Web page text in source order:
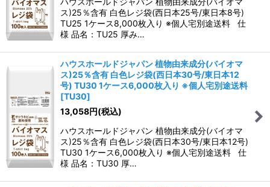
ス)25％含有 白色レジ袋(西日本25号/東日本8号)
TU25 1ケース8,000枚入り ※個人宅別途送料 仕
様 品名：TU25 厚み…
ハウスホールドジャパン 植物由来成分(バイオマ
ス)25％含有 白色レジ袋(西日本30号/東日本12
号) TU30 1ケース6,000枚入り ※個人宅別途送料
[TU30]
13,058円(税込)
ハウスホールドジャパン 植物由来成分(バイオマ
ス)25％含有 白色レジ袋(西日本30号/東日本12号)
TU30 1ケース6,000枚入り ※個人宅別途送料 仕
様 品名：TU30 厚…